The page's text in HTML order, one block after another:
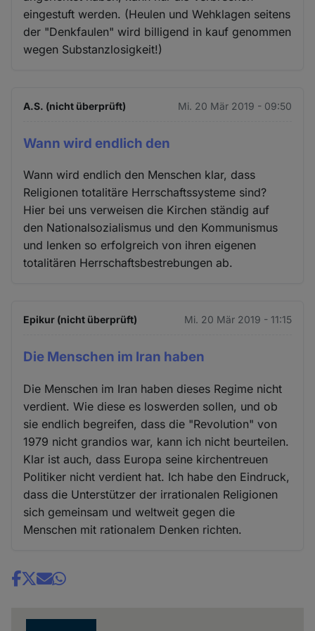
eingestuft werden. (Heulen und Wehklagen seitens
der "Denkfaulen" wird billigend in kauf genommen
wegen Substanzlosigkeit!)
A.S. (nicht überprüft) Mi. 20 Mär 2019 - 09:50
Wann wird endlich den
Wann wird endlich den Menschen klar, dass
Religionen totalitäre Herrschaftssysteme sind?
Hier bei uns verweisen die Kirchen ständig auf
den Nationalsozialismus und den Kommunismus
und lenken so erfolgreich von ihren eigenen
totalitären Herrschaftsbestrebungen ab.
Epikur (nicht überprüft) Mi. 20 Mär 2019 - 11:15
Die Menschen im Iran haben
Die Menschen im Iran haben dieses Regime nicht
verdient. Wie diese es loswerden sollen, und ob
sie endlich begreifen, dass die "Revolution" von
1979 nicht grandios war, kann ich nicht beurteilen.
Klar ist auch, dass Europa seine kirchentreuen
Politiker nicht verdient hat. Ich habe den Eindruck,
dass die Unterstützer der irrationalen Religionen
sich gemeinsam und weltweit gegen die
Menschen mit rationalem Denken richten.
Share